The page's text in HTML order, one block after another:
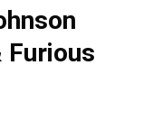
Furious